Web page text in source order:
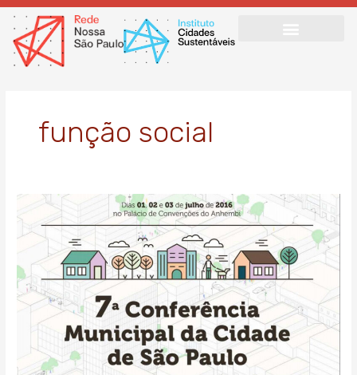
Ir
para
conteúdo
função social
Conferência
Municipal
Cidade
de
São
Paulo
nesta